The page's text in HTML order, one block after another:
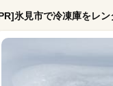
氷見市で冷凍庫をレン